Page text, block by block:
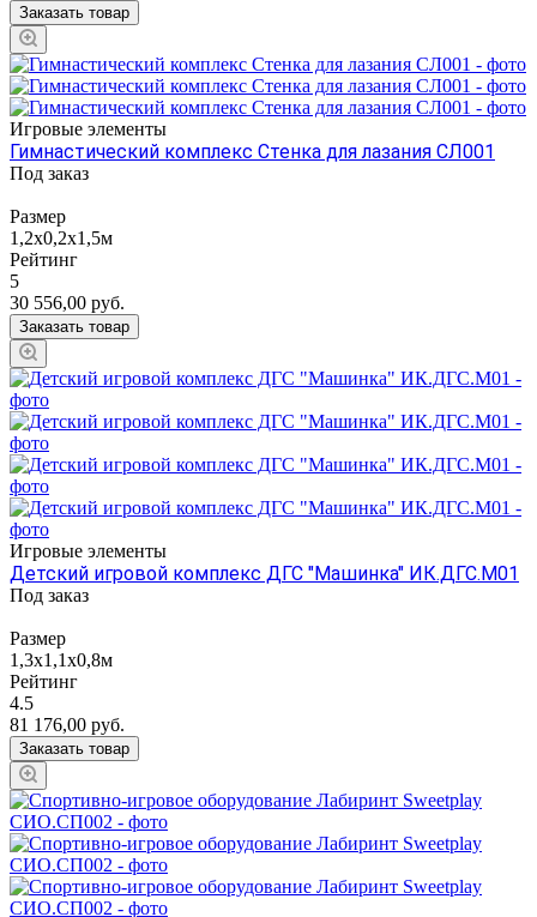
Заказать товар
Игровые элементы
Гимнастический комплекс Стенка для лазания СЛ001
Под заказ
Размер
1,2х0,2х1,5м
Рейтинг
5
30 556,00 руб.
Заказать товар
Игровые элементы
Детский игровой комплекс ДГС "Машинка" ИК.ДГС.М01
Под заказ
Размер
1,3х1,1х0,8м
Рейтинг
4.5
81 176,00 руб.
Заказать товар